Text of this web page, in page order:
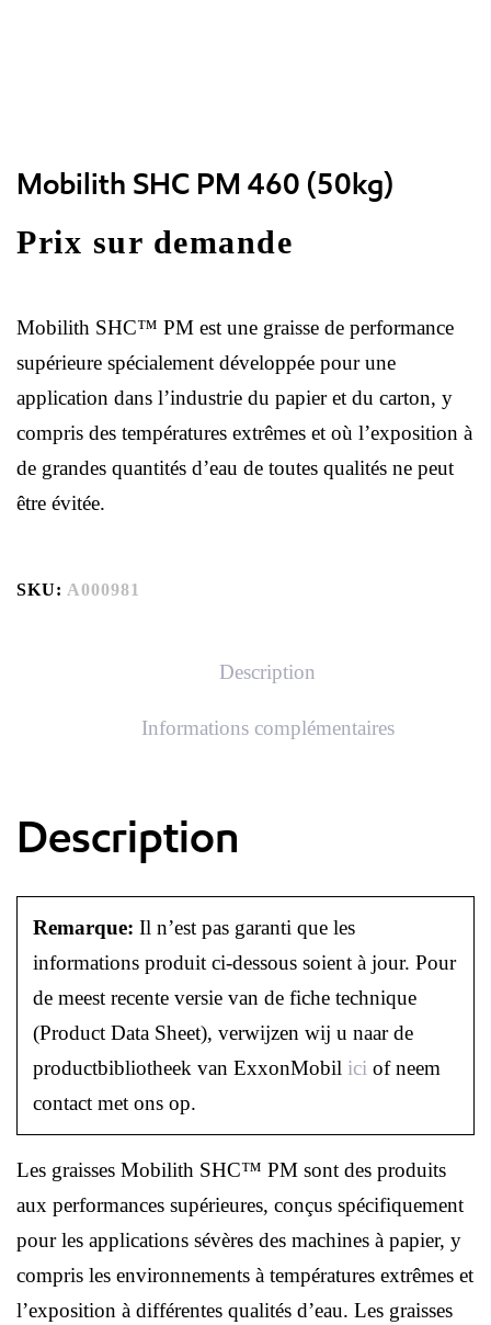
Mobilith SHC PM 460 (50kg)
Prix sur demande
Mobilith SHC™ PM est une graisse de performance
supérieure spécialement développée pour une
application dans l’industrie du papier et du carton, y
compris des températures extrêmes et où l’exposition à
de grandes quantités d’eau de toutes qualités ne peut
être évitée.
SKU: A000981
Description
Informations complémentaires
Description
Remarque: Il n’est pas garanti que les
informations produit ci-dessous soient à jour. Pour
de meest recente versie van de fiche technique
(Product Data Sheet), verwijzen wij u naar de
productbibliotheek van ExxonMobil ici of neem
contact met ons op.
Les graisses Mobilith SHC™ PM sont des produits
aux performances supérieures, conçus spécifiquement
pour les applications sévères des machines à papier, y
compris les environnements à températures extrêmes et
l’exposition à différentes qualités d’eau. Les graisses